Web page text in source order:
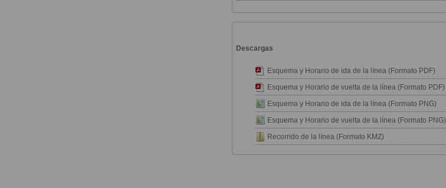
Descargas
Esquema y Horario de ida de la línea (Formato PDF)
Esquema y Horario de vuelta de la línea (Formato PDF)
Esquema y Horario de ida de la línea (Formato PNG)
Esquema y Horario de vuelta de la línea (Formato PNG)
Recorrido de la línea (Formato KMZ)